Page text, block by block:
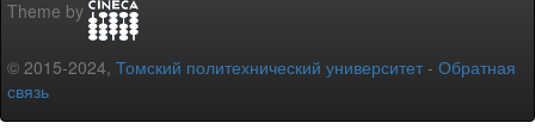
Theme by
© 2015-2024, Томский политехнический университет - Обратная
связь